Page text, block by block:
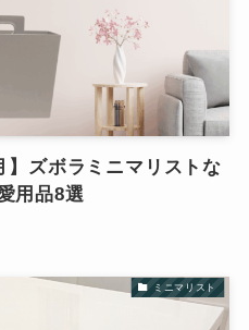
】ズボラミニマリストな
用品8選
ミニマリスト